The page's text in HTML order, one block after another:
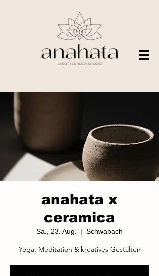
anahata x
ceramica
Sa., 23. Aug.
  |
Schwabach
Yoga, Meditation & kreatives Gestalten